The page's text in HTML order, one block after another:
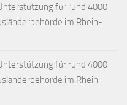
für rund 4000
im Rhein-
für rund 4000
im Rhein-